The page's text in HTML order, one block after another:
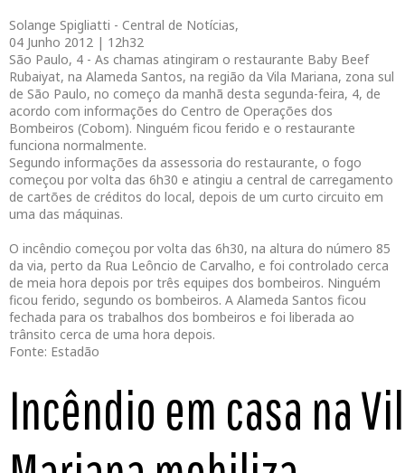
Solange Spigliatti - Central de Notícias,
04 Junho 2012 | 12h32
São Paulo, 4 - As chamas atingiram o restaurante Baby Beef
Rubaiyat, na Alameda Santos, na região da Vila Mariana, zona sul
de São Paulo, no começo da manhã desta segunda-feira, 4, de
acordo com informações do Centro de Operações dos
Bombeiros (Cobom). Ninguém ficou ferido e o restaurante
funciona normalmente.
Segundo informações da assessoria do restaurante, o fogo
começou por volta das 6h30 e atingiu a central de carregamento
de cartões de créditos do local, depois de um curto circuito em
uma das máquinas.
O incêndio começou por volta das 6h30, na altura do número 85
da via, perto da Rua Leôncio de Carvalho, e foi controlado cerca
de meia hora depois por três equipes dos bombeiros. Ninguém
ficou ferido, segundo os bombeiros. A Alameda Santos ficou
fechada para os trabalhos dos bombeiros e foi liberada ao
trânsito cerca de uma hora depois.
Fonte: Estadão
Incêndio em casa na